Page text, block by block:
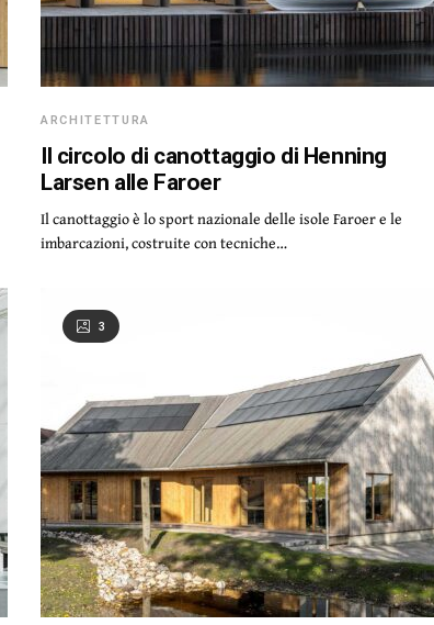
ARCHITETTURA
Il circolo di canottaggio di Henning
Larsen alle Faroer
Il canottaggio è lo sport nazionale delle isole Faroer e le
imbarcazioni, costruite con tecniche…
3